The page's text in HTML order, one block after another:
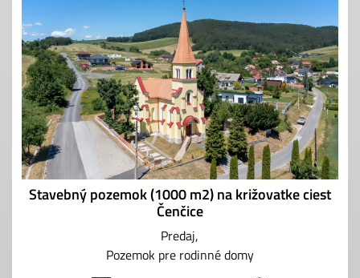
Stavebný pozemok (1000 m2) na križovatke ciest
Čenčice
Predaj
Pozemok pre rodinné domy